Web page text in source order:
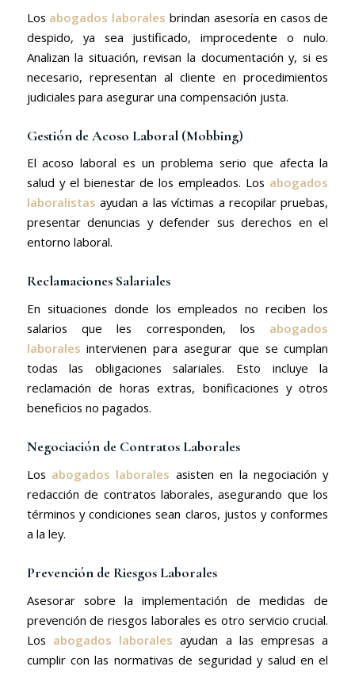
Los abogados laborales brindan asesoría en casos de
despido, ya sea justificado, improcedente o nulo.
Analizan la situación, revisan la documentación y, si es
necesario, representan al cliente en procedimientos
judiciales para asegurar una compensación justa.
Gestión de Acoso Laboral (Mobbing)
El acoso laboral es un problema serio que afecta la
salud y el bienestar de los empleados. Los abogados
laboralistas ayudan a las víctimas a recopilar pruebas,
presentar denuncias y defender sus derechos en el
entorno laboral.
Reclamaciones Salariales
En situaciones donde los empleados no reciben los
salarios que les corresponden, los abogados
laborales intervienen para asegurar que se cumplan
todas las obligaciones salariales. Esto incluye la
reclamación de horas extras, bonificaciones y otros
beneficios no pagados.
Negociación de Contratos Laborales
Los abogados laborales asisten en la negociación y
redacción de contratos laborales, asegurando que los
términos y condiciones sean claros, justos y conformes
a la ley.
Prevención de Riesgos Laborales
Asesorar sobre la implementación de medidas de
prevención de riesgos laborales es otro servicio crucial.
Los abogados laborales ayudan a las empresas a
cumplir con las normativas de seguridad y salud en el